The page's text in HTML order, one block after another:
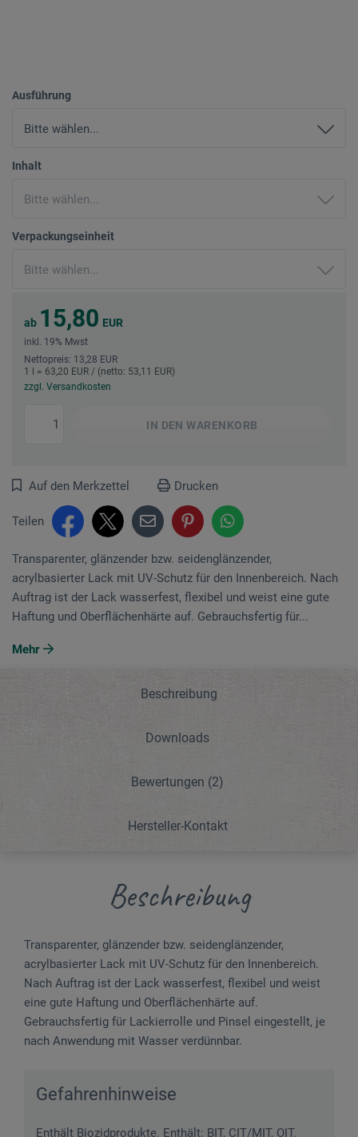
Ausführung
Inhalt
Verpackungseinheit
ab 15,80 EUR
inkl. 19% Mwst
Nettopreis: 13,28 EUR
1 l = 63,20 EUR / (netto: 53,11 EUR)
zzgl. Versandkosten
IN DEN WARENKORB
Auf den Merkzettel Drucken
Teilen
Transparenter, glänzender bzw. seidenglänzender,
acrylbasierter Lack mit UV-Schutz für den Innenbereich. Nach
Auftrag ist der Lack wasserfest, flexibel und weist eine gute
Haftung und Oberflächenhärte auf. Gebrauchsfertig für...
Mehr
Beschreibung
Downloads
Bewertungen (2)
Hersteller-Kontakt
Beschreibung
Transparenter, glänzender bzw. seidenglänzender,
acrylbasierter Lack mit UV-Schutz für den Innenbereich.
Nach Auftrag ist der Lack wasserfest, flexibel und weist
eine gute Haftung und Oberflächenhärte auf.
Gebrauchsfertig für Lackierrolle und Pinsel eingestellt, je
nach Anwendung mit Wasser verdünnbar.
Gefahrenhinweise
Enthält Biozidprodukte. Enthält: BIT, CIT/MIT, OIT.